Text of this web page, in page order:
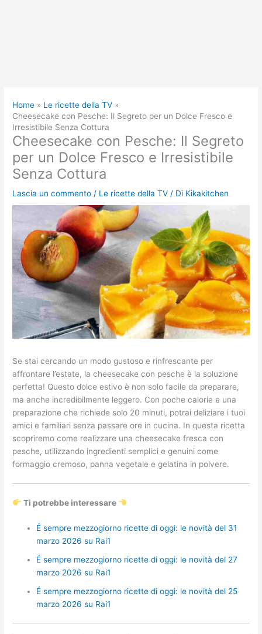
Home
Le ricette della TV
Cheesecake con Pesche: Il Segreto per un Dolce Fresco e
Irresistibile Senza Cottura
Cheesecake con Pesche: Il Segreto
per un Dolce Fresco e Irresistibile
Senza Cottura
Lascia un commento / Le ricette della TV / Di Kikakitchen
Se stai cercando un modo gustoso e rinfrescante per
affrontare l’estate, la cheesecake con pesche è la soluzione
perfetta! Questo dolce estivo è non solo facile da preparare,
ma anche incredibilmente leggero. Con poche calorie e una
preparazione che richiede solo 20 minuti, potrai deliziare i tuoi
amici e familiari senza passare ore in cucina. In questa ricetta
scopriremo come realizzare una cheesecake fresca con
pesche, utilizzando ingredienti semplici e genuini come
formaggio cremoso, panna vegetale e gelatina in polvere.
Ti potrebbe interessare
É sempre mezzogiorno ricette di oggi: le novità del 31
marzo 2026 su Rai1
É sempre mezzogiorno ricette di oggi: le novità del 27
marzo 2026 su Rai1
É sempre mezzogiorno ricette di oggi: le novità del 25
marzo 2026 su Rai1